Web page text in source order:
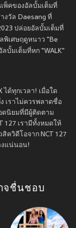
พ็คของอัลบั้มเต็มที่
งวัล Daesang ที่
ปล่อยอัลบั้มเต็มที่
พิเศษฤดูหนาว "Be
บั้มเต็มที่หก "WALK"
ได้ทุกเวลา! เมื่อใด
เราไม่ควรพลาดชื่อ
ดนิยมที่มีผู้ติดตาม
127 เรามีทั้งหมดให้
ควิดีโอจาก NCT 127
งแน่นอน!
จชื่นชอบ